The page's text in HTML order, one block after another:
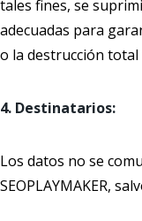
tales fines, se
adecuadas para
o la destrucción total
4. Destinatarios:
Los datos no se
SEOPLAYMAKER,